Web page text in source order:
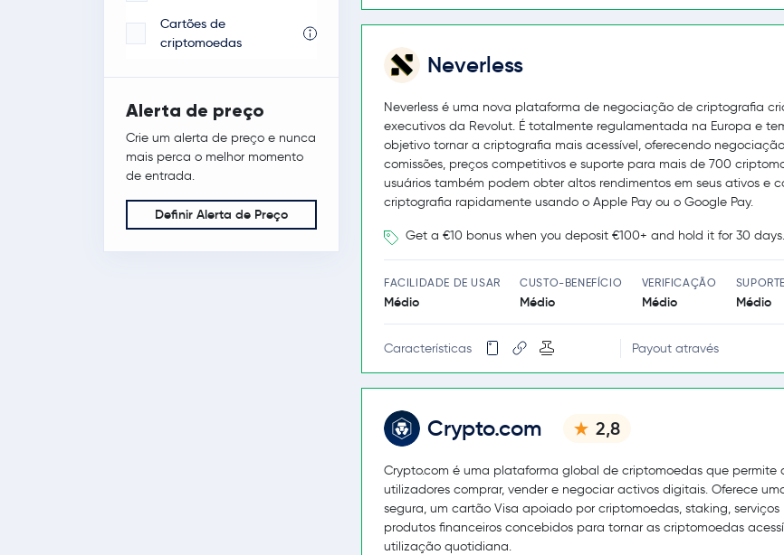
Cartões de
criptomoedas
Alerta de preço
Crie um alerta de preço e nunca
mais perca o melhor momento
de entrada.
Definir Alerta de Preço
Neverless
Neverless é uma nova plataforma de negociação de criptografia
executivos da Revolut. É totalmente regulamentada na Europa e
objetivo tornar a criptografia mais acessível, oferecendo
comissões, preços competitivos e suporte para mais de 700
usuários também podem obter altos rendimentos em seus ativos e
criptografia rapidamente usando o Apple Pay ou o Google Pay.
Get a €10 bonus when you deposit €100+ and hold it for 30 days.
FACILIDADE DE USAR
Médio
CUSTO-BENEFÍCIO
Médio
VERIFICAÇÃO
Médio
SUPORTE
Médio
Características Payout através
Crypto.com 2,8
Crypto.com é uma plataforma global de criptomoedas que permite
utilizadores comprar, vender e negociar activos digitais. Oferece
segura, um cartão Visa apoiado por criptomoedas, staking, serviços
produtos financeiros concebidos para tornar as criptomoedas
utilização quotidiana.